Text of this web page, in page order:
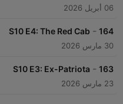
06 أبريل 2026
164
-
S10 E4: The Red Cab
30 مارس 2026
163
-
S10 E3: Ex-Patriota
23 مارس 2026